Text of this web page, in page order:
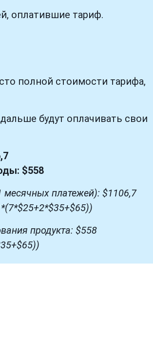
оплатившие тариф.
полной стоимости тарифа,
будут оплачивать свои
$558
платежей): $1106,7
продукта: $558